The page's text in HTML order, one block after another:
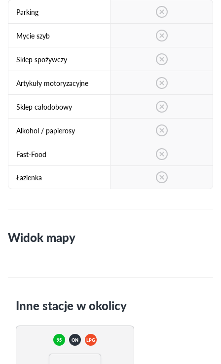
Parking
Mycie szyb
Sklep spożywczy
Artykuły motoryzacyjne
Sklep całodobowy
Alkohol / papierosy
Fast-Food
Łazienka
Widok mapy
Inne stacje w okolicy
95 ON LPG